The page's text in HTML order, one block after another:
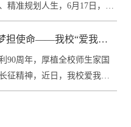
精准规划人生，6月17日，学
担使命——我校“爱我国
90周年，厚植全校师生家国
征精神，近日，我校爱我国